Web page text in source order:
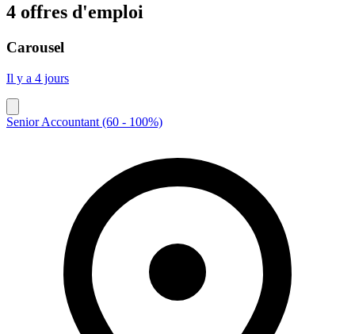
4 offres d'emploi
Carousel
Il y a 4 jours
Senior Accountant (60 - 100%)